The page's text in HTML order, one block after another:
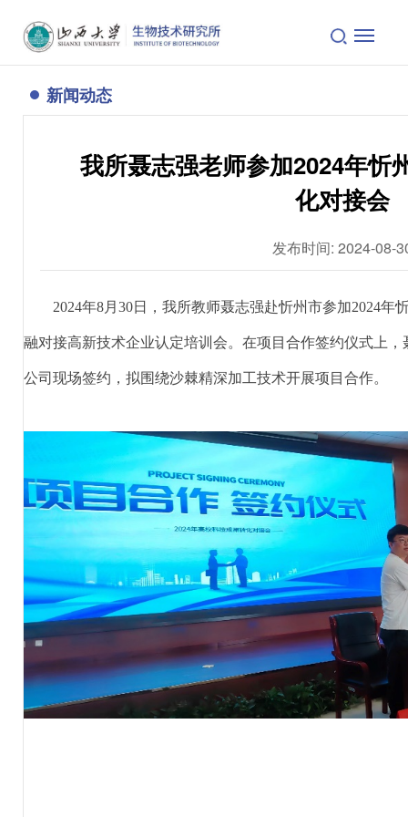
新闻动态
我所聂志强老师参加2024年忻
化对接会
发布时间: 2024-08-
2024年8月 30日，我所教师聂志强赴忻州市参加2024年
融对接高新技术企业认定培训会。在项目合作签约仪式上
公司现场签约，拟围绕沙棘精深加工技术开展项目合作。